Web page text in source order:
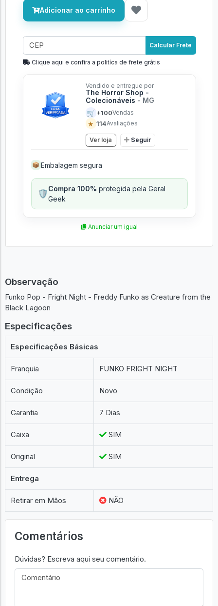
Adicionar ao carrinho
Calcular Frete
Clique aqui e confira a politíca de frete grátis
Vendido e entregue por
The Horror Shop -
Colecionáveis - MG
🛒 +100Vendas
★ 114Avaliações
Ver loja Seguir
📦 Embalagem segura
🛡️Compra 100% protegida pela Geral
Geek
Anunciar um igual
Observação
Funko Pop - Fright Night - Freddy Funko as Creature from the
Black Lagoon
Especificações
Especificações Básicas
Franquia FUNKO FRIGHT NIGHT
Condição Novo
Garantia 7 Dias
Caixa SIM
Original SIM
Entrega
Retirar em Mãos NÃO
Comentários
Dúvidas? Escreva aqui seu comentário.